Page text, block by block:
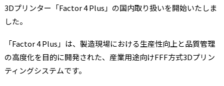
3Dプリンター「Factor 4 Plus」の国内取り扱いを開始いたしま
した。
「Factor 4 Plus」は、製造現場における生産性向上と品質管理
の高度化を目的に開発された、産業用途向けFFF方式3Dプリン
ティングシステムです。